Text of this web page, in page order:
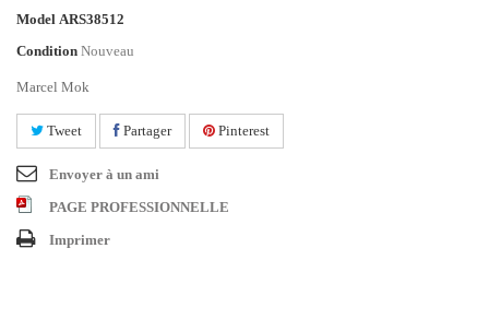
Model ARS38512
Condition Nouveau
Marcel Mok
Tweet Partager Pinterest
Envoyer à un ami
PAGE PROFESSIONNELLE
Imprimer